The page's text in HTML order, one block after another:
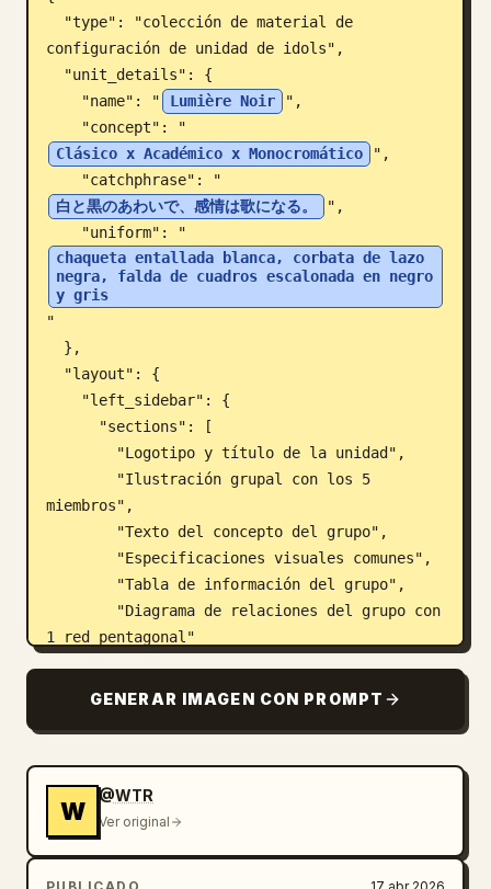
Actualizaciones
configuración de unidad de idols",
    "name": "
Lumière Noir
",
    "concept": "
Clásico x Académico x Monocromático
",
    "catchphrase": "
白と黒のあわいで、感情は歌になる。
",
    "uniform": "
chaqueta entallada blanca, corbata de lazo
negra, falda de cuadros escalonada en negro
y gris
"
miembros",
1 red pentagonal"
      "columns": 5,
        "ID del miembro (M1 a M5) y nombre",
GENERAR IMAGEN CON PROMPT
W
@WTR
Ver original